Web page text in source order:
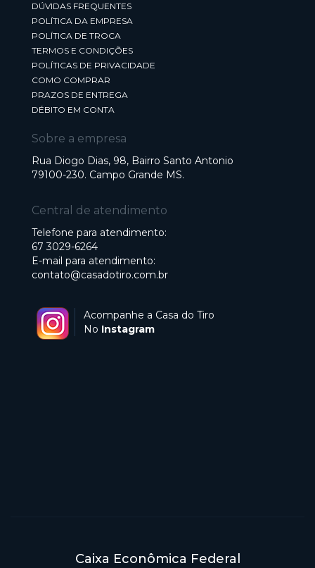
DÚVIDAS FREQUENTES
POLÍTICA DA EMPRESA
POLÍTICA DE TROCA
TERMOS E CONDIÇÕES
POLÍTICAS DE PRIVACIDADE
COMO COMPRAR
PRAZOS DE ENTREGA
DÉBITO EM CONTA
Sobre a empresa
Rua Diogo Dias, 98, Bairro Santo Antonio
79100-230. Campo Grande MS.
Central de atendimento
Telefone para atendimento:
67 3029-6264
E-mail para atendimento:
contato@casadotiro.com.br
Acompanhe a Casa do Tiro
No Instagram
Caixa Econômica Federal